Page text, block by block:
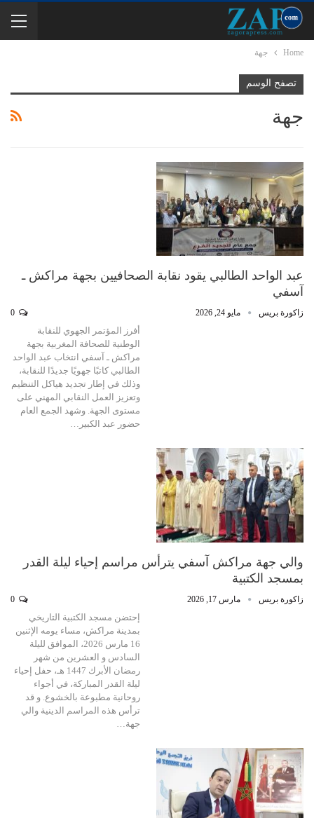
Home جهة
تصفح الوسم
جهة
عبد الواحد الطالبي يقود نقابة الصحافيين بجهة مراكش ـ
آسفي
زاكورة بريس مايو 24, 2026
أفرز المؤتمر الجهوي للنقابة
الوطنية للصحافة المغربية بجهة
مراكش ـ آسفي انتخاب عبد الواحد
الطالبي كاتبًا جهويًا جديدًا للنقابة،
وذلك في إطار تجديد هياكل التنظيم
وتعزيز العمل النقابي المهني على
مستوى الجهة. وشهد الجمع العام
حضور عبد الكبير…
والي جهة مراكش آسفي يترأس مراسم إحياء ليلة القدر
بمسجد الكتبية
زاكورة بريس مارس 17, 2026
إحتضن مسجد الكتبية التاريخي
بمدينة مراكش، مساء يومه الإثنين
16 مارس 2026، الموافق لليلة
السادس و العشرين من شهر
رمضان الأبرك 1447 هـ، حفل إحياء
ليلة القدر المباركة، في أجواء
روحانية مطبوعة بالخشوع. و قد
ترأس هذه المراسم الدينية والي
جهة…